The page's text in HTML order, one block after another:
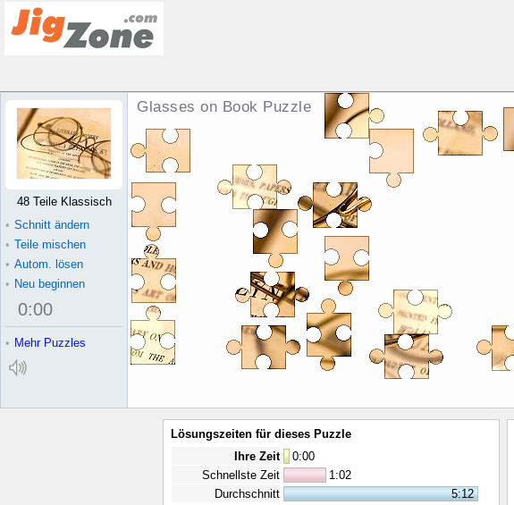
Glasses on Book Puzzle
48 Teile Klassisch
• Schnitt ändern
• Teile mischen
• Autom. lösen
• Neu beginnen
0:00
• Mehr Puzzles
Lösungszeiten für dieses Puzzle
Ihre Zeit
0:00
Schnellste Zeit
1:02
Durchschnitt
5:12